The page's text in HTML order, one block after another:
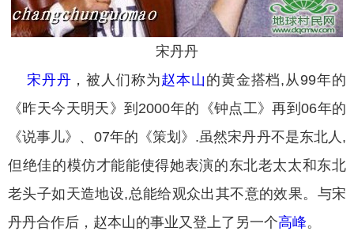
宋丹丹
宋丹丹 ，被人们称为赵本山 的黄金搭档,从99年的
《昨天今天明天》到2000年的《钟点工》再到06年的
《说事儿》、07年的《策划》.虽然宋丹丹不是东北人,
但绝佳的模仿才能能使得她表演的东北老太太和东北
老头子如天造地设,总能给观众出其不意的效果。与宋
丹丹合作后，赵本山的事业又登上了另一个高峰。